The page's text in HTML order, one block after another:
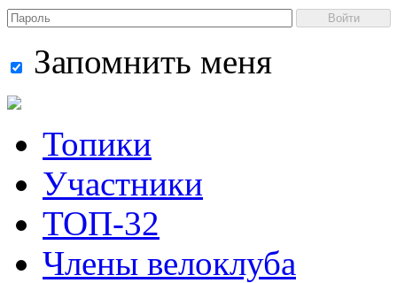
Войти
Запомнить меня
Топики
Участники
ТОП-32
Члены велоклуба